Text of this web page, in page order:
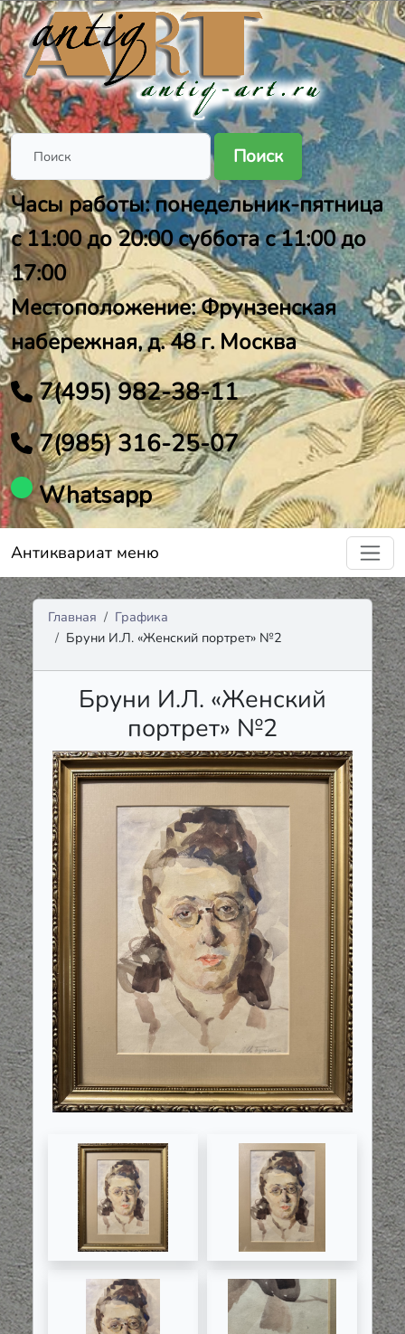
Поиск
Часы работы: понедельник-пятница
с 11:00 до 20:00 суббота с 11:00 до
17:00
Местоположение: Фрунзенская
набережная, д. 48 г. Москва
7(495) 982-38-11
7(985) 316-25-07
Whatsapp
Антиквариат меню
Главная
Графика
Бруни И.Л. «Женский портрет» №2
Бруни И.Л. «Женский
портрет» №2